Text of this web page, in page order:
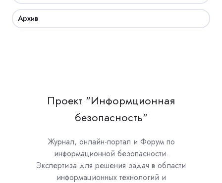
Архив
Проект "Информционная
безопасность"
Журнал, онлайн-портал и Форум по
информационной безопасности.
Экспертиза для решения задач в области
информационных технологий и